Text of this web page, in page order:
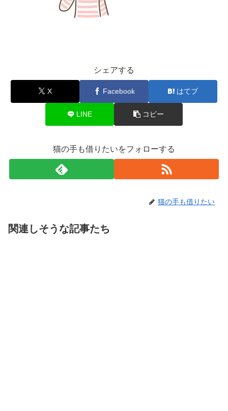
シェアする
X Facebook はてブ
LINE コピー
猫の手も借りたいをフォローする
猫の手も借りたい
関連しそうな記事たち